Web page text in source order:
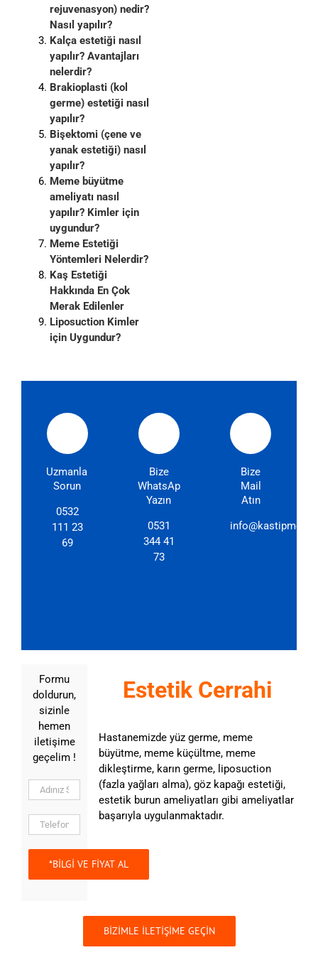
rejuvenasyon) nedir?
Nasıl yapılır?
Kalça estetiği nasıl
yapılır? Avantajları
nelerdir?
Brakioplasti (kol
germe) estetiği nasıl
yapılır?
Bişektomi (çene ve
yanak estetiği) nasıl
yapılır?
Meme büyütme
ameliyatı nasıl
yapılır? Kimler için
uygundur?
Meme Estetiği
Yöntemleri Nelerdir?
Kaş Estetiği
Hakkında En Çok
Merak Edilenler
Liposuction Kimler
için Uygundur?
Uzmanlarımıza
Sorun
0532
111 23
69
Bize
WhatsApp'dan
Yazın
0531
344 41
73
Bize
Mail
Atın
Formu
doldurun,
sizinle
hemen
iletişime
geçelim !
Estetik Cerrahi
Hastanemizde yüz germe, meme
büyütme, meme küçültme, meme
dikleştirme, karın germe, liposuction
(fazla yağları alma), göz kapağı estetiği,
estetik burun ameliyatları gibi ameliyatlar
başarıyla uygulanmaktadır.
BİZİMLE İLETİŞİME GEÇİN